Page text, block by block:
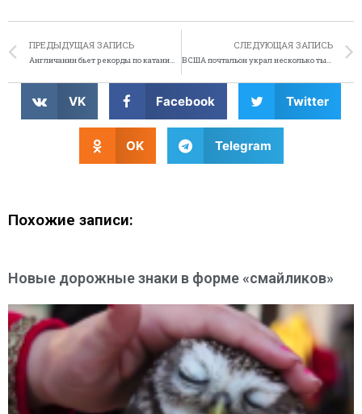
ПРЕДЫДУЩАЯ ЗАПИСЬ
Англичанин бьет рекорды по катанию на аттракционах
СЛЕДУЮЩАЯ ЗАПИСЬ
В США почтальон украл несколько тысяч купонов со скидками
VK Facebook Twitter
OK Telegram
Похожие записи:
Новые дорожные знаки в форме «смайликов»